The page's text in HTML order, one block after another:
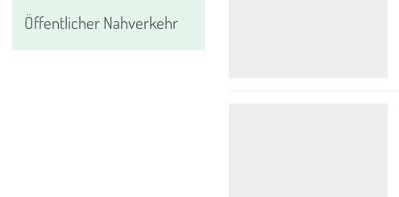
Öffentlicher Nahverkehr